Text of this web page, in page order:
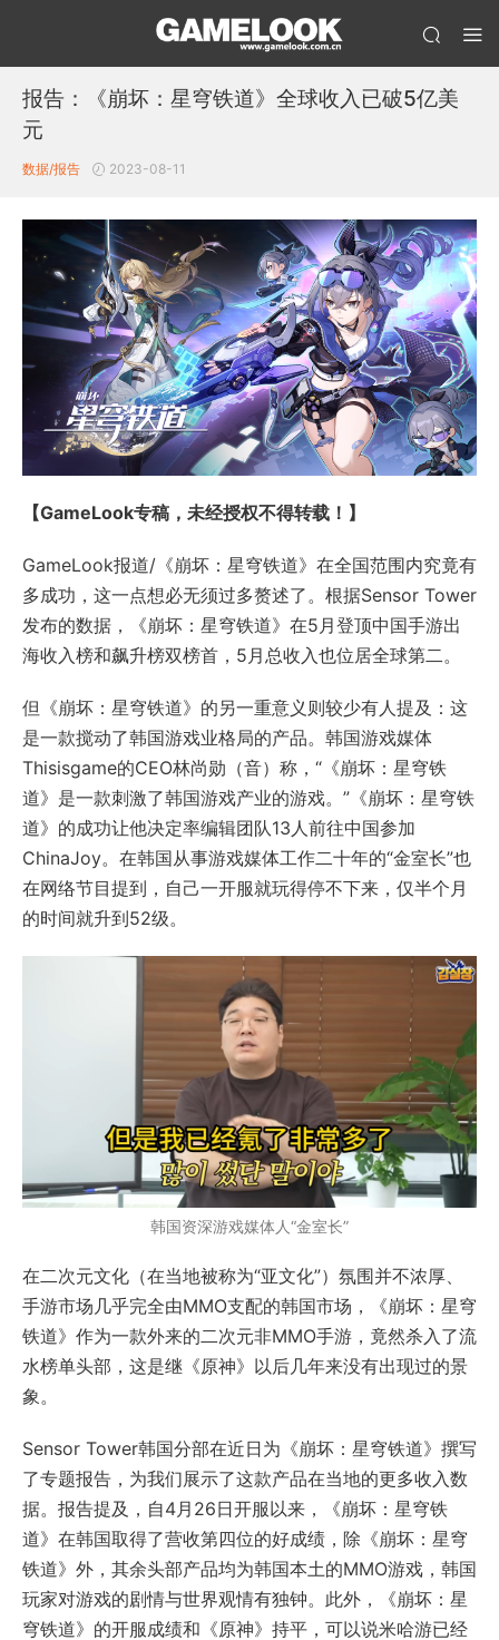
报告：《崩坏：星穹铁道》全球收入已破5亿美
元
数据/报告 2023-08-11
【GameLook专稿，未经授权不得转载！ 】
GameLook报道/《崩坏：星穹铁道》在全国范围内究竟有
多成功，这一点想必无须过多赘述了。根据Sensor Tower
发布的数据，《崩坏：星穹铁道》在5月登顶中国手游出
海收入榜和飙升榜双榜首，5月总收入也位居全球第二。
但《崩坏：星穹铁道》的另一重意义则较少有人提及：这
是一款搅动了韩国游戏业格局的产品。韩国游戏媒体
Thisisgame的CEO林尚勋（音）称，“《崩坏：星穹铁
道》是一款刺激了韩国游戏产业的游戏。”《崩坏：星穹铁
道》的成功让他决定率编辑团队13人前往中国参加
ChinaJoy。在韩国从事游戏媒体工作二十年的“金室长”也
在网络节目提到，自己一开服就玩得停不下来，仅半个月
的时间就升到52级。
韩国资深游戏媒体人“金室长”
在二次元文化（在当地被称为“亚文化”）氛围并不浓厚、
手游市场几乎完全由MMO支配的韩国市场，《崩坏：星穹
铁道》作为一款外来的二次元非MMO手游，竟然杀入了流
水榜单头部，这是继《原神》以后几年来没有出现过的景
象。
Sensor Tower韩国分部在近日为《崩坏：星穹铁道》撰写
了专题报告，为我们展示了这款产品在当地的更多收入数
据。报告提及，自4月26日开服以来，《崩坏：星穹铁
道》在韩国取得了营收第四位的好成绩，除《崩坏：星穹
铁道》外，其余头部产品均为韩国本土的MMO游戏，韩国
玩家对游戏的剧情与世界观情有独钟。此外，《崩坏：星
穹铁道》的开服成绩和《原神》持平，可以说米哈游已经